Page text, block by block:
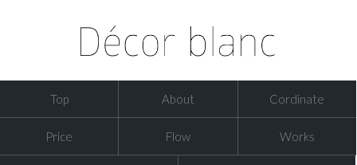
Top About Cordinate
Price Flow Works